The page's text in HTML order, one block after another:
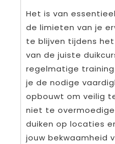
Het is van
de limieten van je
te blijven tijdens
van de juiste
regelmatige
je de nodige
opbouwt om veilig
niet te
duiken op locaties
jouw bekwaamheid